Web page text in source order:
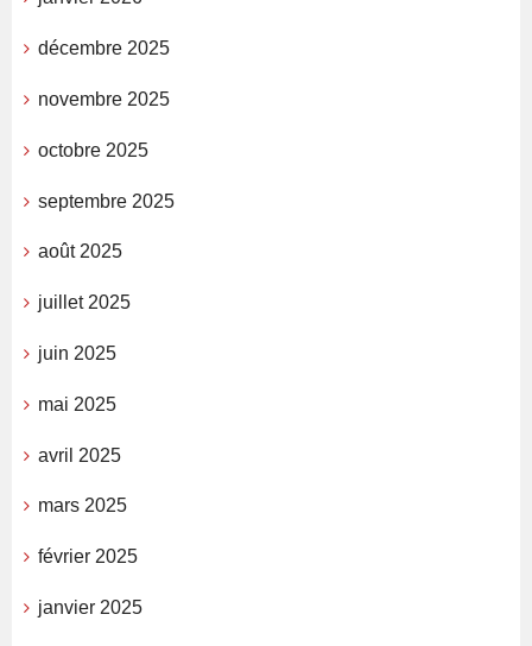
décembre 2025
novembre 2025
octobre 2025
septembre 2025
août 2025
juillet 2025
juin 2025
mai 2025
avril 2025
mars 2025
février 2025
janvier 2025